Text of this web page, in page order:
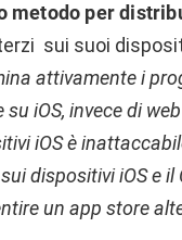
metodo per
sui suoi
attivamente i
iOS, invece di
iOS è
dispositivi iOS e il
un app store